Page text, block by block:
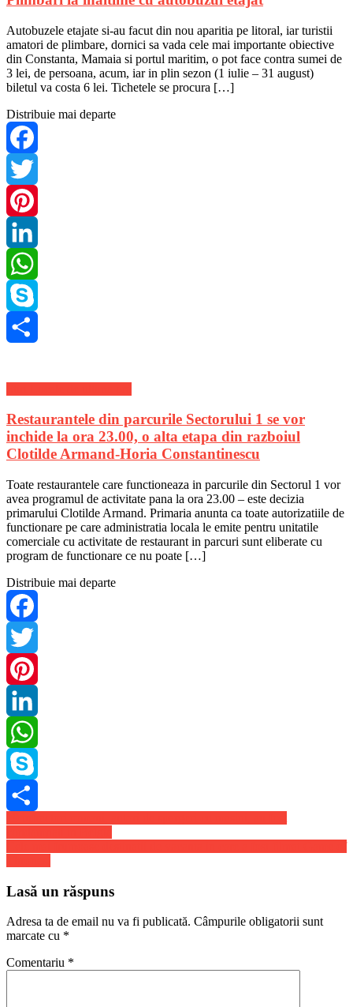
Autobuzele etajate si-au facut din nou aparitia pe litoral, iar turistii
amatori de plimbare, dornici sa vada cele mai importante obiective
din Constanta, Mamaia si portul maritim, o pot face contra sumei de
3 lei, de persoana, acum, iar in plin sezon (1 iulie – 31 august)
biletul va costa 6 lei. Tichetele se procura […]
Distribuie mai departe
Facebook
Twitter
Pinterest
LinkedIn
WhatsApp
Skype
Restaurantele din parcurile Sectorului 1 se vor
inchide la ora 23.00, o alta etapa din razboiul
Clotilde Armand-Horia Constantinescu
Toate restaurantele care functioneaza in parcurile din Sectorul 1 vor
avea programul de activitate pana la ora 23.00 – este decizia
primarului Clotilde Armand. Primaria anunta ca toate autorizatiile de
functionare pe care administratia locala le emite pentru unitatile
comerciale cu activitate de restaurant in parcuri sunt eliberate cu
program de functionare ce nu poate […]
Distribuie mai departe
Facebook
Twitter
Pinterest
LinkedIn
WhatsApp
Skype
Share
Navigare
în
articole
Lasă un răspuns
Adresa ta de email nu va fi publicată. Câmpurile obligatorii sunt
marcate cu *
Comentariu *